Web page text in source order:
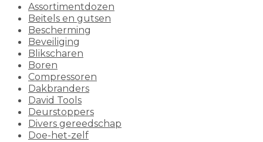
Assortimentdozen
Beitels en gutsen
Bescherming
Beveiliging
Blikscharen
Boren
Compressoren
Dakbranders
David Tools
Deurstoppers
Divers gereedschap
Doe-het-zelf